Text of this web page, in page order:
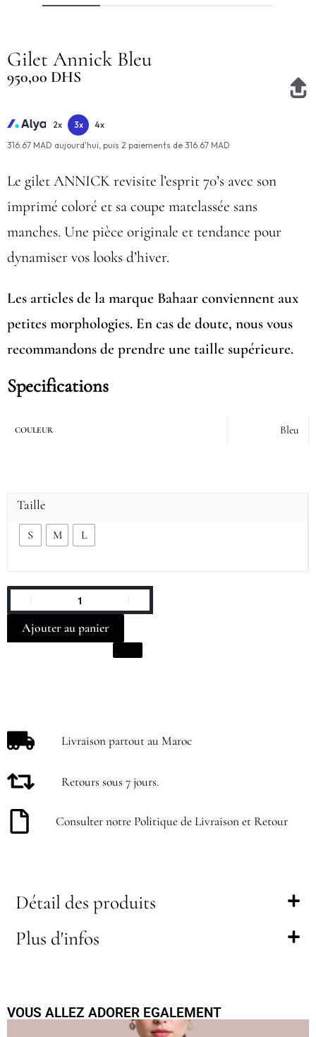
Gilet Annick Bleu
950,00 DHS
2x 3x
4x
316.67 MAD aujourd'hui, puis 2 paiements de 316.67 MAD
Le gilet ANNICK revisite l’esprit 70’s avec son
imprimé coloré et sa coupe matelassée sans
manches. Une pièce originale et tendance pour
dynamiser vos looks d’hiver.
Les articles de la marque Bahaar conviennent aux
petites morphologies. En cas de doute, nous vous
recommandons de prendre une taille supérieure.
Specifications
COULEUR Bleu
Livraison partout au Maroc
Retours sous 7 jours.
Consulter notre Politique de Livraison et Retour
Taille
S M L
Ajouter au panier
Détail des produits
Plus d'infos
VOUS ALLEZ ADORER EGALEMENT